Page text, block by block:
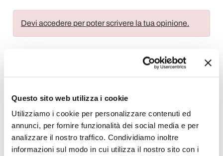
Questo sito web utilizza i cookie
Utilizziamo i cookie per personalizzare contenuti ed
annunci, per fornire funzionalità dei social media e per
analizzare il nostro traffico. Condividiamo inoltre
informazioni sul modo in cui utilizza il nostro sito con i
Devi accedere per poter scrivere la tua opinione.
Condividi